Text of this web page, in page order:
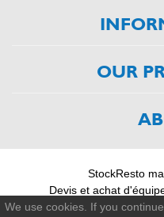
OUR
StockResto
Devis et achat
03
We use cookies. If you